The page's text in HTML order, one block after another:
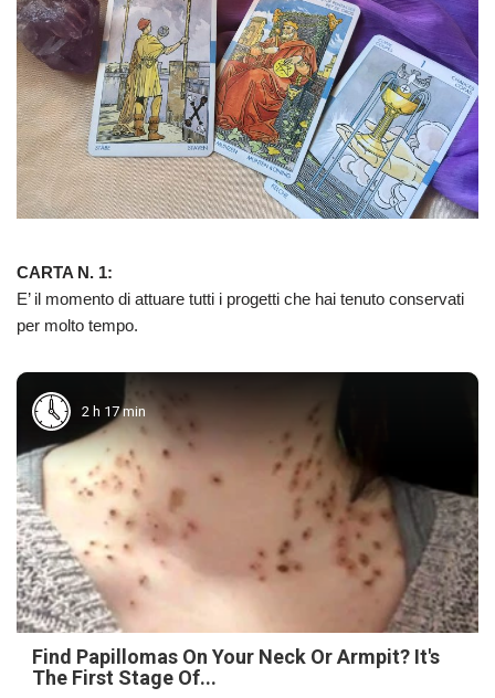
CARTA N. 1:
E’ il momento di attuare tutti i progetti che hai tenuto conservati
per molto tempo.
2 h 17 min
Find Papillomas On Your Neck Or Armpit? It's
The First Stage Of...